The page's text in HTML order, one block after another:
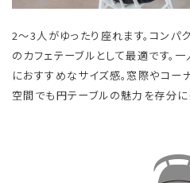
2～3人がゆったり座れます。コンパ
のカフェテーブルとして最適です。
におすすめなサイズ感。窓際やコー
空間でも円テーブルの魅力を存分に